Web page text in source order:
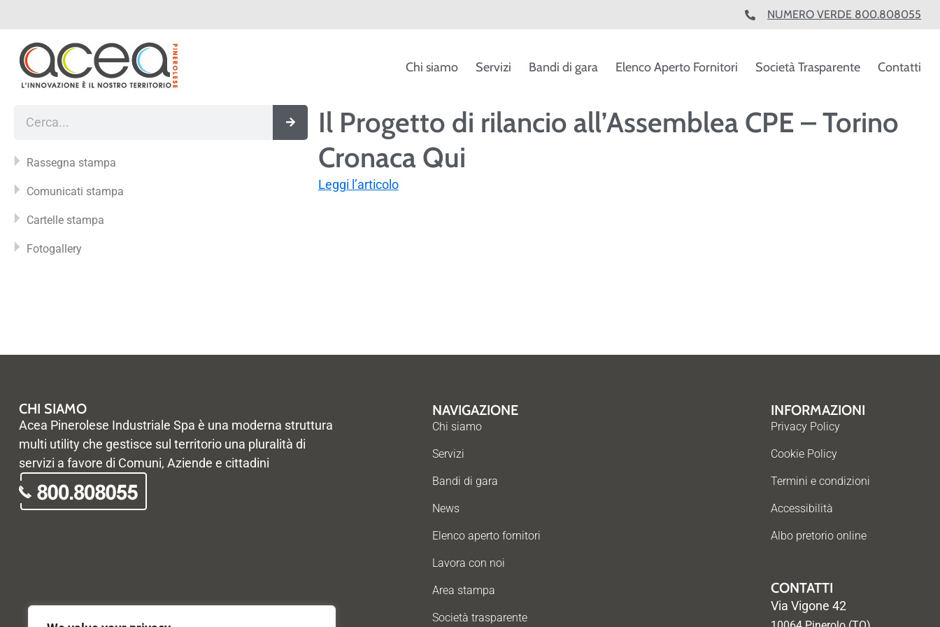
al
contenuto
NUMERO VERDE 800.808055
Chi siamo Servizi Bandi di gara Elenco Aperto Fornitori Società Trasparente Contatti
Rassegna stampa
Comunicati stampa
Cartelle stampa
Fotogallery
Il Progetto di rilancio all’Assemblea CPE – Torino
Cronaca Qui
Leggi l’articolo
CHI SIAMO
Acea Pinerolese Industriale Spa è una moderna struttura
multi utility che gestisce sul territorio una pluralità di
servizi a favore di Comuni, Aziende e cittadini
NAVIGAZIONE
Chi siamo
Servizi
Bandi di gara
News
Elenco aperto fornitori
Lavora con noi
Area stampa
Società trasparente
INFORMAZIONI
Privacy Policy
Cookie Policy
Termini e condizioni
Accessibilità
Albo pretorio online
CONTATTI
Via Vigone 42